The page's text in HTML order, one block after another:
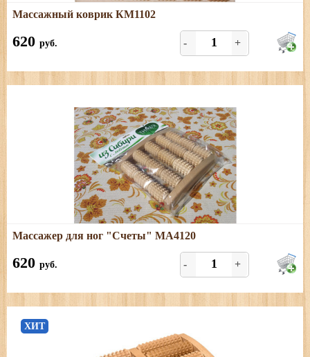
Подробнее
Массажный коврик из природных материалов, размеры:
285х335 мм
Массажный коврик КМ1102
620 руб. - +
Подробнее
Массажер для ног "Счеты" МА4120
620 руб. - +
ХИТ